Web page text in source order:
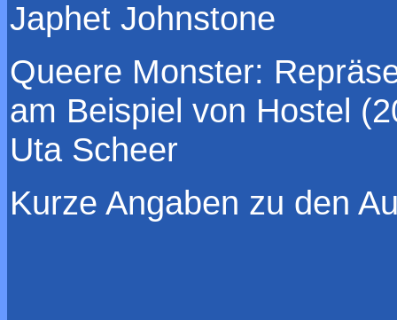
Japhet Johnstone
Queere Monster:
am Beispiel von Hostel
Uta Scheer
Kurze Angaben zu den